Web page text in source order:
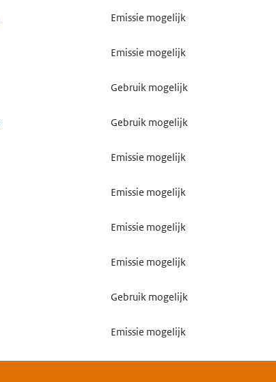
Emissie mogelijk
Emissie mogelijk
Gebruik mogelijk
Gebruik mogelijk
Emissie mogelijk
Emissie mogelijk
Emissie mogelijk
Emissie mogelijk
Gebruik mogelijk
Emissie mogelijk